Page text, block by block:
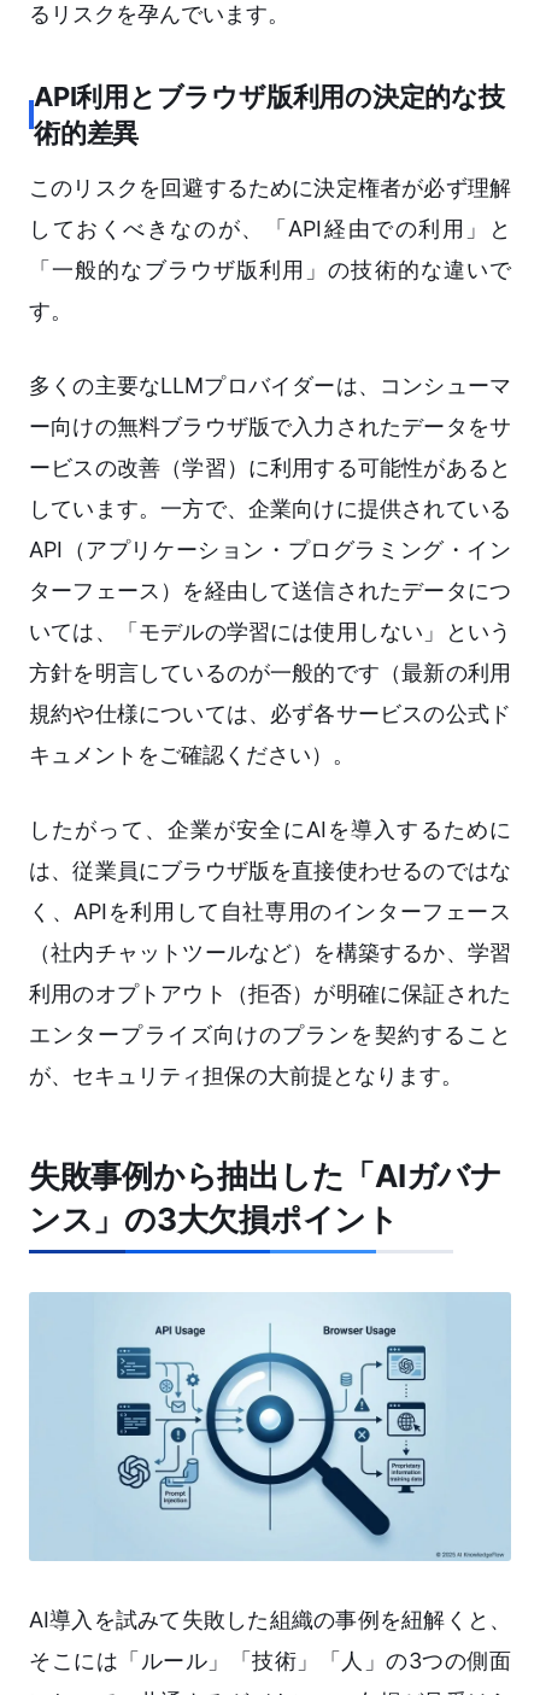
るリスクを孕んでいます。
API利用とブラウザ版利用の決定的な技
術的差異
このリスクを回避するために決定権者が必ず理解
しておくべきなのが、「API経由での利用」と
「一般的なブラウザ版利用」の技術的な違いで
す。
多くの主要なLLMプロバイダーは、コンシューマ
ー向けの無料ブラウザ版で入力されたデータをサ
ービスの改善（学習）に利用する可能性があると
しています。一方で、企業向けに提供されている
API（アプリケーション・プログラミング・イン
ターフェース）を経由して送信されたデータにつ
いては、「モデルの学習には使用しない」という
方針を明言しているのが一般的です（最新の利用
規約や仕様については、必ず各サービスの公式ド
キュメントをご確認ください）。
したがって、企業が安全にAIを導入するために
は、従業員にブラウザ版を直接使わせるのではな
く、APIを利用して自社専用のインターフェース
（社内チャットツールなど）を構築するか、学習
利用のオプトアウト（拒否）が明確に保証された
エンタープライズ向けのプランを契約すること
が、セキュリティ担保の大前提となります。
失敗事例から抽出した「AIガバナ
ンス」の3大欠損ポイント
AI導入を試みて失敗した組織の事例を紐解くと、
そこには「ルール」「技術」「人」の3つの側面